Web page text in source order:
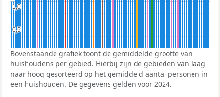
0,5
0,5
1,0
1,0
Bovenstaande grafiek toont de gemiddelde grootte van
huishoudens per gebied. Hierbij zijn de gebieden van laag
naar hoog gesorteerd op het gemiddeld aantal personen in
een huishouden. De gegevens gelden voor 2024.